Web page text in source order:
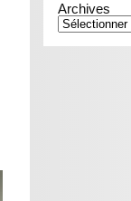
Archives